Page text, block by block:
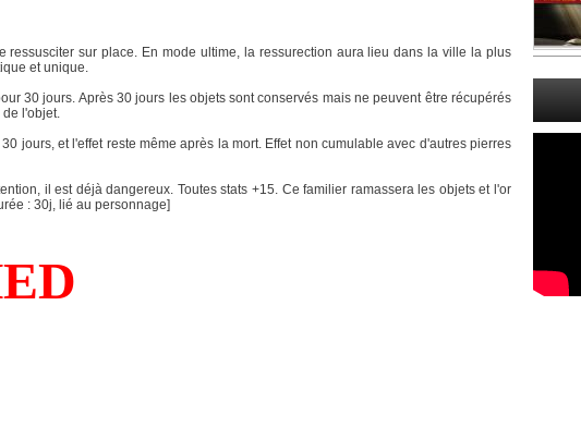
ressusciter sur place. En mode ultime, la ressurection aura lieu dans la ville la plus
et unique.
30 jours. Après 30 jours les objets sont conservés mais ne peuvent être récupérés
l'objet.
jours, et l'effet reste même après la mort. Effet non cumulable avec d'autres pierres
il est déjà dangereux. Toutes stats +15. Ce familier ramassera les objets et l'or
: 30j, lié au personnage]